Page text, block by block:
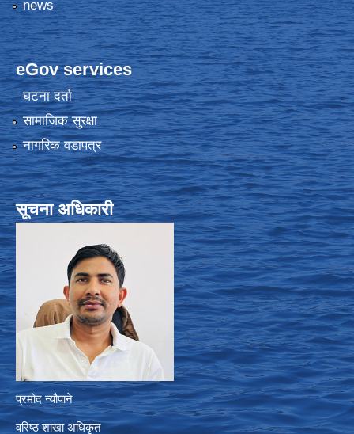
news
eGov services
घटना दर्ता
सामाजिक सुरक्षा
नागरिक वडापत्र
सूचना अधिकारी
प्रमोद न्यौपाने
वरिष्ठ शाखा अधिकृत